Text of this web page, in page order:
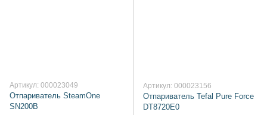
Артикул: 000023049
Отпариватель SteamOne
SN200B
Артикул: 000023156
Отпариватель Tefal Pure Force
DT8720E0